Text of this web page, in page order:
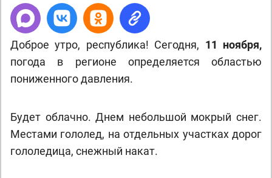
Доброе утро, республика! Сегодня, 11 ноября,
погода в регионе определяется областью
пониженного давления.
Будет облачно. Днем небольшой мокрый снег.
Местами гололед, на отдельных участках дорог
гололедица, снежный накат.